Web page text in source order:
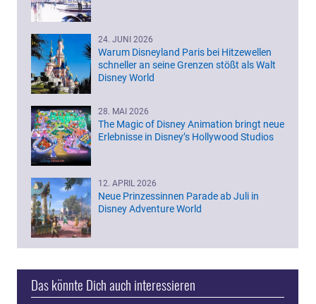
24. JUNI 2026
Warum Disneyland Paris bei Hitzewellen
schneller an seine Grenzen stößt als Walt
Disney World
28. MAI 2026
The Magic of Disney Animation bringt neue
Erlebnisse in Disney’s Hollywood Studios
12. APRIL 2026
Neue Prinzessinnen Parade ab Juli in
Disney Adventure World
Das könnte Dich auch interessieren